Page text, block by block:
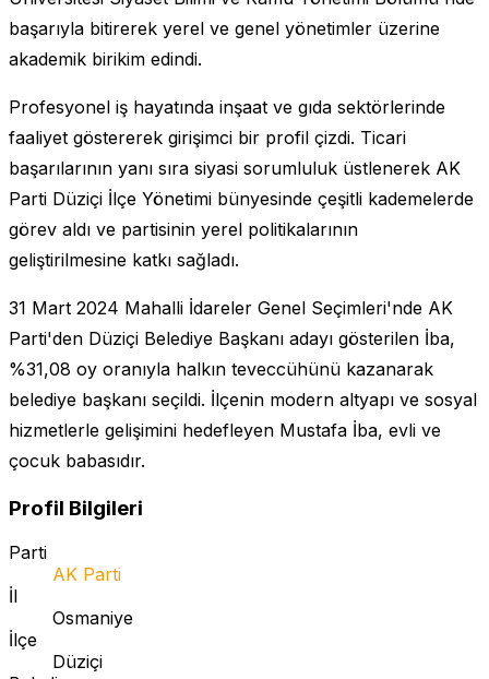
başarıyla bitirerek yerel ve genel yönetimler üzerine
akademik birikim edindi.
Profesyonel iş hayatında inşaat ve gıda sektörlerinde
faaliyet göstererek girişimci bir profil çizdi. Ticari
başarılarının yanı sıra siyasi sorumluluk üstlenerek AK
Parti Düziçi İlçe Yönetimi bünyesinde çeşitli kademelerde
görev aldı ve partisinin yerel politikalarının
geliştirilmesine katkı sağladı.
31 Mart 2024 Mahalli İdareler Genel Seçimleri'nde AK
Parti'den Düziçi Belediye Başkanı adayı gösterilen İba,
%31,08 oy oranıyla halkın teveccühünü kazanarak
belediye başkanı seçildi. İlçenin modern altyapı ve sosyal
hizmetlerle gelişimini hedefleyen Mustafa İba, evli ve
çocuk babasıdır.
Profil Bilgileri
Parti
AK Parti
İl
Osmaniye
İlçe
Düziçi